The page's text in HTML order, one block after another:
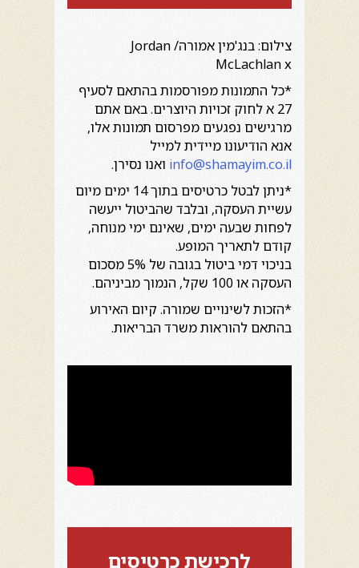
צילום: בנג'מין אמורה/ Jordan
McLachlan x
*כל התמונות מפורסמות בהתאם לסעיף
27 א לחוק זכויות היוצרים. באם אתם
מרגישים נפגעים מפרסום תמונות אלו,
אנא הודיעונו מיידית למייל
info@shamayim.co.il ואנו נסירן.
*ניתן לבטל כרטיסים בתוך 14 ימים מיום
עשיית העסקה, ובלבד שהביטול ייעשה
לפחות שבעה ימים, שאינם ימי מנוחה,
קודם לתאריך המופע.
בניכוי דמי ביטול בגובה של 5% מסכום
העסקה או 100 שקל, הנמוך מביניהם.
*הזכות לשינויים שמורה. קיום האירוע
בהתאם להוראות משרד הבריאות.
לרכישת כרטיסים